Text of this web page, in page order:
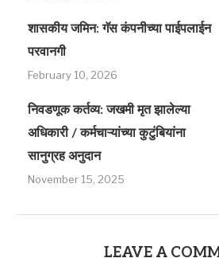
शासकीय जमिन: गॅस कंपनीच्या पाईपलाईन
परवानगी
February 10, 2026
निवडणूक कर्तव्य: जखमी मृत झालेल्या
अधिकारी / कर्मचाऱ्यांच्या कुटुंबियांना
सानुग्रह अनुदान
November 15, 2025
LEAVE A